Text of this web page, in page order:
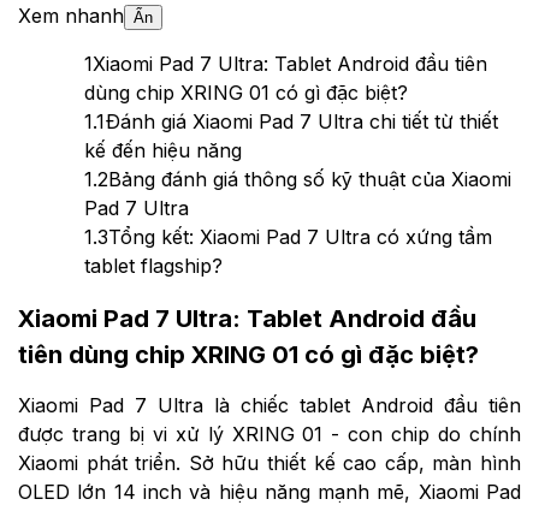
Xem nhanh Ẩn
1Xiaomi Pad 7 Ultra: Tablet Android đầu tiên
dùng chip XRING 01 có gì đặc biệt?
1.1Đánh giá Xiaomi Pad 7 Ultra chi tiết từ thiết
kế đến hiệu năng
1.2Bảng đánh giá thông số kỹ thuật của Xiaomi
Pad 7 Ultra
1.3Tổng kết: Xiaomi Pad 7 Ultra có xứng tầm
tablet flagship?
Xiaomi Pad 7 Ultra: Tablet Android đầu
tiên dùng chip XRING 01 có gì đặc biệt?
Xiaomi Pad 7 Ultra là chiếc tablet Android đầu tiên
được trang bị vi xử lý XRING 01 - con chip do chính
Xiaomi phát triển. Sở hữu thiết kế cao cấp, màn hình
OLED lớn 14 inch và hiệu năng mạnh mẽ, Xiaomi Pad